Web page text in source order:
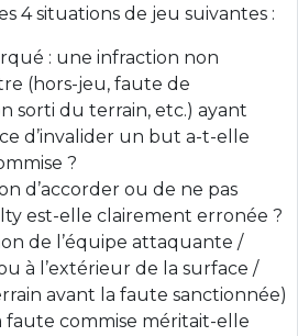
4 situations de jeu suivantes :
: une infraction non
(hors-jeu, faute de
sorti du terrain, etc.) ayant
d’invalider un but a-t-elle
?
d’accorder ou de ne pas
est-elle clairement erronée ?
de l’équipe attaquante /
à l’extérieur de la surface /
avant la faute sanctionnée)
faute commise méritait-elle